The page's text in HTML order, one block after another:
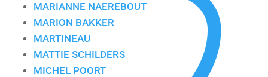
MARIANNE NAEREBOUT
MARION BAKKER
MARTINEAU
MATTIE SCHILDERS
MICHEL POORT